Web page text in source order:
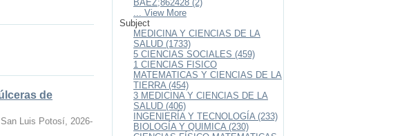
de
Luis Potosí, 2026-
BAEZ;862428 (2)
... View More
Subject
MEDICINA Y CIENCIAS DE LA
SALUD (1733)
5 CIENCIAS SOCIALES (459)
1 CIENCIAS FISICO
MATEMATICAS Y CIENCIAS DE LA
TIERRA (454)
3 MEDICINA Y CIENCIAS DE LA
SALUD (406)
INGENIERÍA Y TECNOLOGÍA (233)
BIOLOGÍA Y QUIMICA (230)